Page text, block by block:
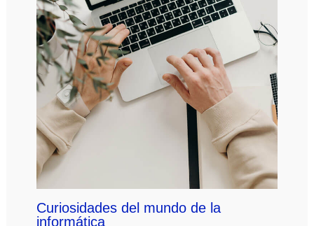
Curiosidades del mundo de la
informática